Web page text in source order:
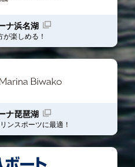
ナ浜名湖
楽しめる！
ナ琵琶湖
ンスポーツに最適！